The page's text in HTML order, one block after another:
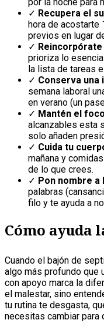
✓ Recupera el
hora de acostarte
previos en lugar
✓
prioriza lo
la lista de tareas
✓ Conserva una
semana laboral
en verano (un
✓ Mantén el
alcanzables esta
solo añaden
✓ Cuida tu
mañana y
de lo que crees.
✓ Pon nombre a
palabras
filo y te ayuda a
Cómo ayuda
Cuando el bajón de
algo más profundo que
con apoyo marca la
el malestar, sino
tu rutina te desgasta,
necesitas cambiar para